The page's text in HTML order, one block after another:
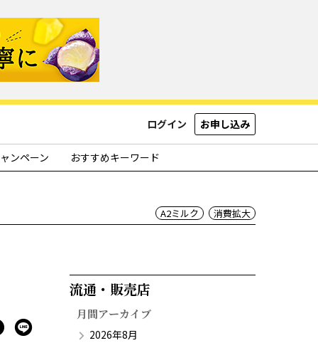
ログイン お申し込み
ンペーン おすすめキーワード
A2ミルク 消費拡大
流通・販売店​
月間アーカイブ
2026年8月